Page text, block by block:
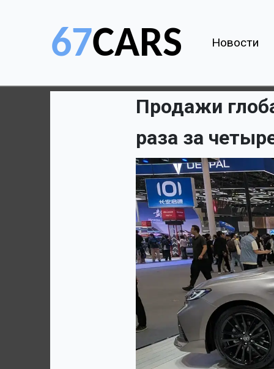
Новости
Продажи
раза за